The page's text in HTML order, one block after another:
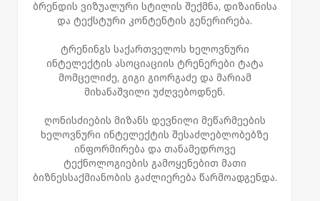
ბრენდის ვიზუალური სტილის შექმნა, დიზაინისა
და ტექსტური კონტენტის გენერირება.
ტრენინგს საქართველოს ხელოვნური
ინტელექტის ასოციაციის ტრენერები ტატა
მომცელიძე, გიგი გიორგაძე და მარიამ
მიხანაშვილი უძღვებოდნენ.
ღონისძიების მიზანს დევნილი მეწარმეების
ხელოვნური ინტელექტის შესაძლებლობებზე
ინფორმირება და თანამედროვე
ტექნოლოგიების გამოყენებით მათი
ბიზნესსაქმიანობის გაძლიერება წარმოადგენდა.